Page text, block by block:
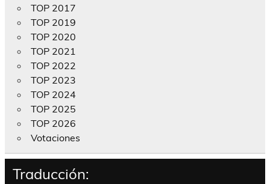
TOP 2017
TOP 2019
TOP 2020
TOP 2021
TOP 2022
TOP 2023
TOP 2024
TOP 2025
TOP 2026
Votaciones
Traducción: